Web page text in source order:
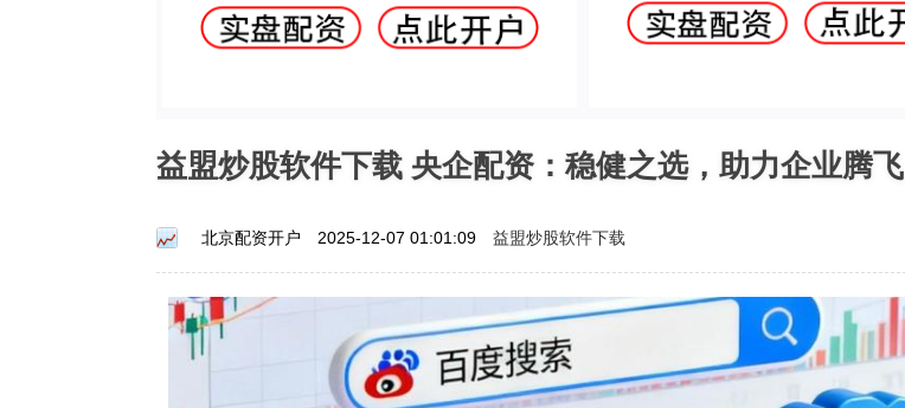
益盟炒股软件下载 央企配资：稳健之选，助力企业腾飞
北京配资开户 2025-12-07 01:01:09 益盟炒股软件下载